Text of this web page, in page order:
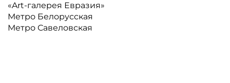
«Art-галерея Евразия»
Метро Белорусская
Метро Савеловская